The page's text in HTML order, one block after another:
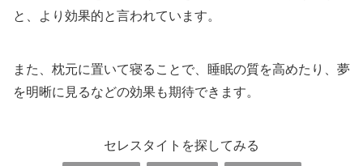
と、より効果的と言われています。
また、枕元に置いて寝ることで、睡眠の質を高めたり、夢
を明晰に見るなどの効果も期待できます。
セレスタイトを探してみる